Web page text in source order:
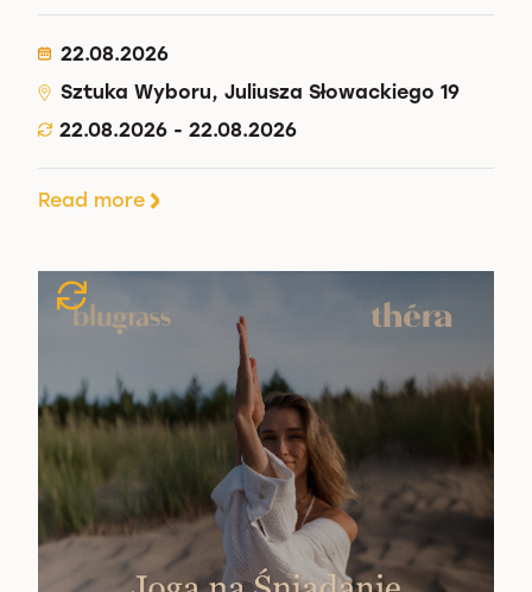
22.08.2026
Sztuka Wyboru, Juliusza Słowackiego 19
22.08.2026 - 22.08.2026
Read more